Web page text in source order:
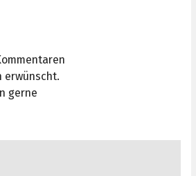
erwünscht.
gerne